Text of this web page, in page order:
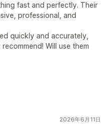
fast and perfectly. Their
professional, and
quickly and accurately,
Will use them
2026年6月11日